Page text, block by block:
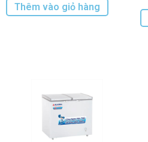
Thêm vào giỏ hàng